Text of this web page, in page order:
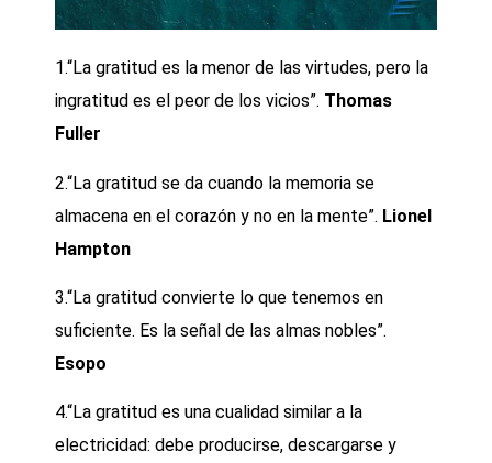
1.“La gratitud es la menor de las virtudes, pero la
ingratitud es el peor de los vicios”. Thomas
Fuller
2.“La gratitud se da cuando la memoria se
almacena en el corazón y no en la mente”. Lionel
Hampton
3.“La gratitud convierte lo que tenemos en
suficiente. Es la señal de las almas nobles”.
Esopo
4.“La gratitud es una cualidad similar a la
electricidad: debe producirse, descargarse y